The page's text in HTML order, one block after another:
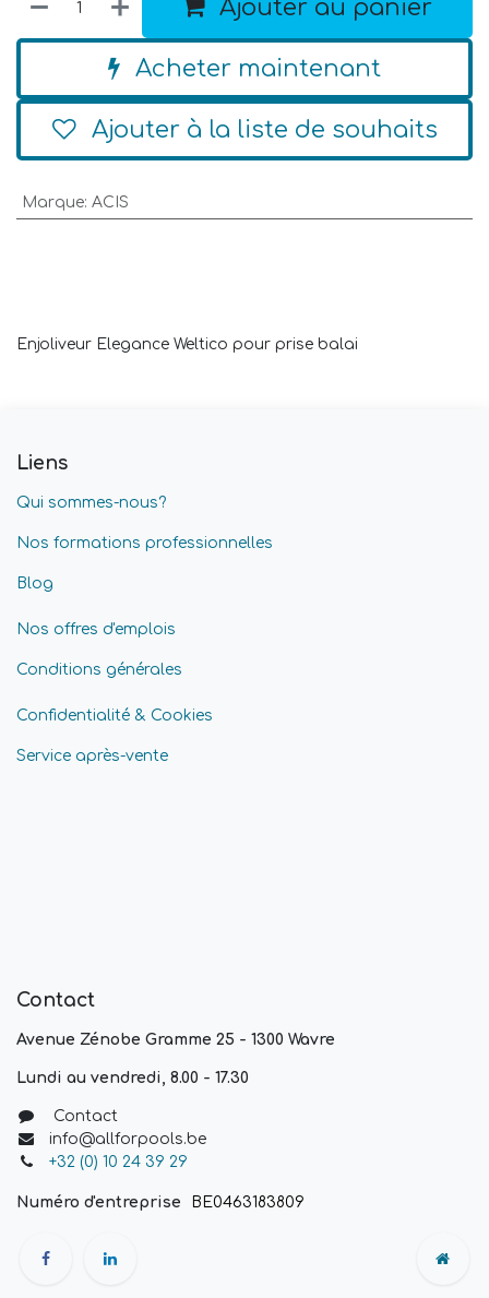
Ajouter au panier
Acheter maintenant
Ajouter à la liste de souhaits
Marque: ACIS
Enjoliveur Elegance Weltico pour prise balai
Liens
Qui sommes-nous?
Nos formations professionnelles
Blog
Nos offres d'emplois
Conditions générales
Confidentialité & Cookies
Service après-vente
Contact
Avenue Zénobe Gramme 25 - 1300 Wavre
Lundi au vendredi, 8.00 - 17.30
Contact
info@allforpools.be
+32 (0) 10 24 39 29
Numéro d'entreprise BE0463183809